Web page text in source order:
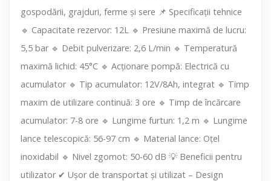
gospodării, grajduri, ferme și sere 📌 Specificații tehnice
🔹 Capacitate rezervor: 12L 🔹 Presiune maximă de lucru:
5,5 bar 🔹 Debit pulverizare: 2,6 L/min 🔹 Temperatură
maximă lichid: 45°C 🔹 Acționare pompă: Electrică cu
acumulator 🔹 Tip acumulator: 12V/8Ah, integrat 🔹 Timp
maxim de utilizare continuă: 3 ore 🔹 Timp de încărcare
acumulator: 7-8 ore 🔹 Lungime furtun: 1,2 m 🔹 Lungime
lance telescopică: 56-97 cm 🔹 Material lance: Oțel
inoxidabil 🔹 Nivel zgomot: 50-60 dB 💡 Beneficii pentru
utilizator ✔ Ușor de transportat și utilizat – Design